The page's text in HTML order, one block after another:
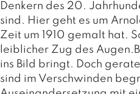
Denkern des 20.
sind. Hier geht es um
Zeit um 1910 gemalt hat.
leiblicher Zug des
ins Bild bringt. Doch
sind im Verschwinden